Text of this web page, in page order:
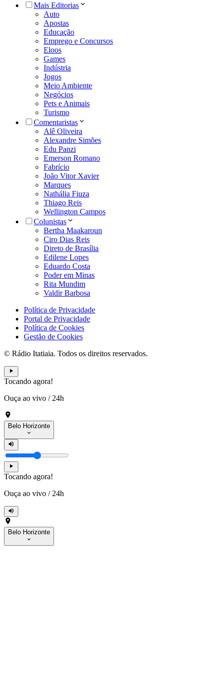
Mais Editorias
Auto
Apostas
Educação
Emprego e Concursos
Eloos
Games
Indústria
Jogos
Meio Ambiente
Negócios
Pets e Animais
Turismo
Comentaristas
Alê Oliveira
Alexandre Simões
Edu Panzi
Emerson Romano
Fabrício
João Vitor Xavier
Marques
Nathália Fiuza
Thiago Reis
Wellington Campos
Colunistas
Bertha Maakaroun
Ciro Dias Reis
Direto de Brasília
Edilene Lopes
Eduardo Costa
Poder em Minas
Rita Mundim
Valdir Barbosa
Política de Privacidade
Portal de Privacidade
Política de Cookies
Gestão de Cookies
© Rádio Itatiaia. Todos os direitos reservados.
Tocando agora!
Ouça ao vivo / 24h
Belo Horizonte
Tocando agora!
Ouça ao vivo / 24h
Belo Horizonte